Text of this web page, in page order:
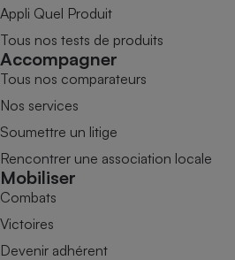
Appli Quel Produit
Tous nos tests de produits
Accompagner
Tous nos comparateurs
Nos services
Soumettre un litige
Rencontrer une association locale
Mobiliser
Combats
Victoires
Devenir adhérent